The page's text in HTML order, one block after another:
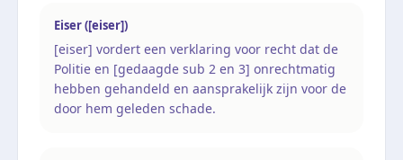
Eiser ([eiser])
[eiser] vordert een verklaring voor recht dat de
Politie en [gedaagde sub 2 en 3] onrechtmatig
hebben gehandeld en aansprakelijk zijn voor de
door hem geleden schade.